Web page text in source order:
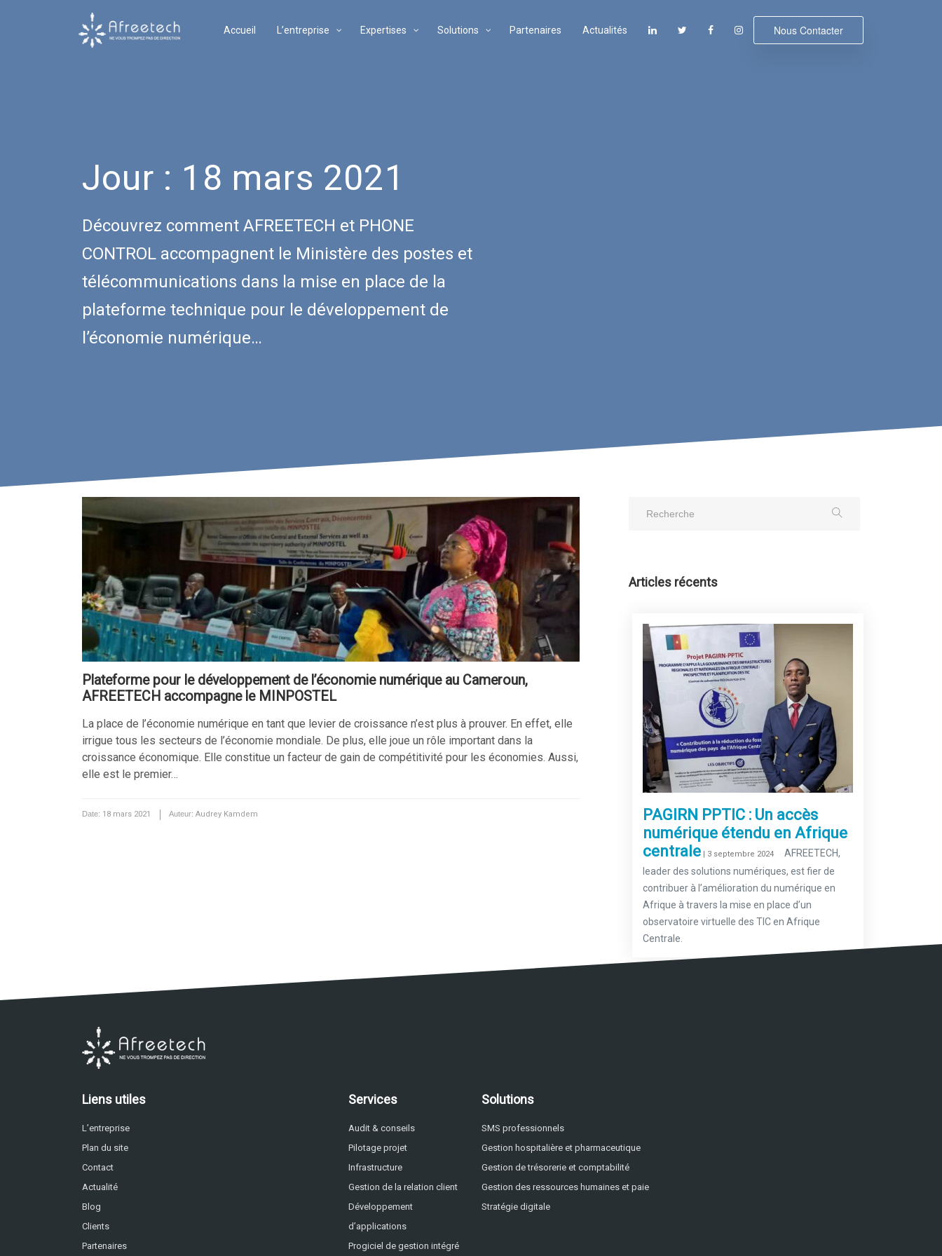
Accueil L’entreprise Expertises Solutions Partenaires Actualités Nous Contacter
Jour : 18 mars 2021
Découvrez comment AFREETECH et PHONE
CONTROL accompagnent le Ministère des postes et
télécommunications dans la mise en place de la
plateforme technique pour le développement de
l’économie numérique…
Plateforme pour le développement de l’économie numérique au Cameroun,
AFREETECH accompagne le MINPOSTEL
La place de l’économie numérique en tant que levier de croissance n’est plus à prouver. En effet, elle
irrigue tous les secteurs de l’économie mondiale. De plus, elle joue un rôle important dans la
croissance économique. Elle constitue un facteur de gain de compétitivité pour les économies. Aussi,
elle est le premier…
Date: 18 mars 2021 Auteur: Audrey Kamdem
Articles récents
PAGIRN PPTIC : Un accès
numérique étendu en Afrique
centrale | 3 septembre 2024
AFREETECH,
leader des solutions numériques, est fier de
contribuer à l’amélioration du numérique en
Afrique à travers la mise en place d’un
observatoire virtuelle des TIC en Afrique
Centrale.
Liens utiles
L’entreprise
Plan du site
Contact
Actualité
Blog
Clients
Partenaires
Services
Audit & conseils
Pilotage projet
Infrastructure
Gestion de la relation client
Développement
d’applications
Progiciel de gestion intégré
Solutions
SMS professionnels
Gestion hospitalière et pharmaceutique
Gestion de trésorerie et comptabilité
Gestion des ressources humaines et paie
Stratégie digitale